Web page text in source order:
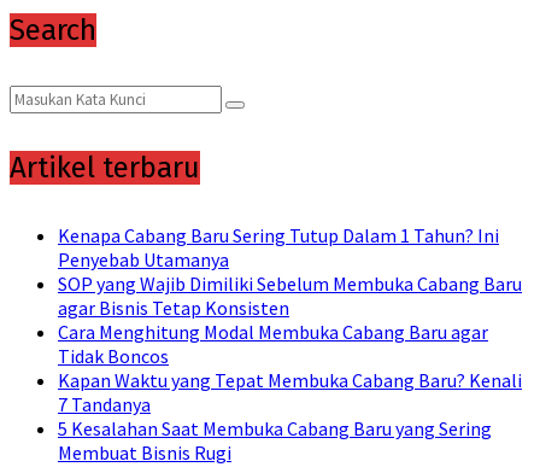
Search
Search
for:
Search
Artikel terbaru
Kenapa Cabang Baru Sering Tutup Dalam 1 Tahun? Ini
Penyebab Utamanya
SOP yang Wajib Dimiliki Sebelum Membuka Cabang Baru
agar Bisnis Tetap Konsisten
Cara Menghitung Modal Membuka Cabang Baru agar
Tidak Boncos
Kapan Waktu yang Tepat Membuka Cabang Baru? Kenali
7 Tandanya
5 Kesalahan Saat Membuka Cabang Baru yang Sering
Membuat Bisnis Rugi